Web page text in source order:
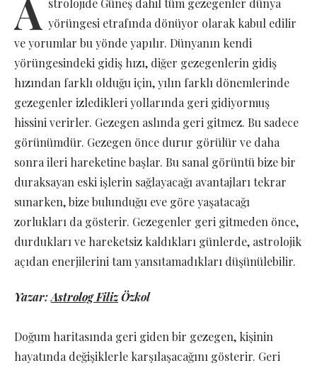
A strolojide Güneş dahil tüm gezegenler dünya
yörüngesi etrafında dönüyor olarak kabul edilir
ve yorumlar bu yönde yapılır. Dünyanın kendi
yörüngesindeki gidiş hızı, diğer gezegenlerin gidiş
hızından farklı olduğu için, yılın farklı dönemlerinde
gezegenler izledikleri yollarında geri gidiyormuş
hissini verirler. Gezegen aslında geri gitmez. Bu sadece
görünümdür. Gezegen önce durur görülür ve daha
sonra ileri hareketine başlar. Bu sanal görüntü bize bir
duraksayan eski işlerin sağlayacağı avantajları tekrar
sunarken, bize bulunduğu eve göre yaşatacağı
zorlukları da gösterir. Gezegenler geri gitmeden önce,
durdukları ve hareketsiz kaldıkları günlerde, astrolojik
açıdan enerjilerini tam yansıtamadıkları düşünülebilir.
Yazar:Astrolog FilizÖzkol
Doğum haritasında geri giden bir gezegen, kişinin
hayatında değişiklerle karşılaşacağını gösterir. Geri